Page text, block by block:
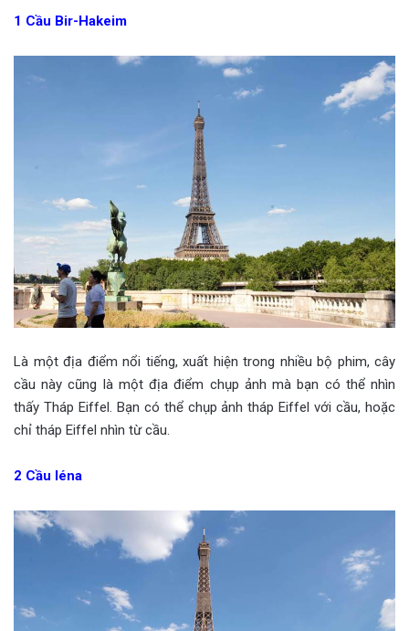
1 Cầu Bir-Hakeim
Là một địa điểm nổi tiếng, xuất hiện trong nhiều bộ phim, cây
cầu này cũng là một địa điểm chụp ảnh mà bạn có thể nhìn
thấy Tháp Eiffel. Bạn có thể chụp ảnh tháp Eiffel với cầu, hoặc
chỉ tháp Eiffel nhìn từ cầu.
2 Cầu Iéna